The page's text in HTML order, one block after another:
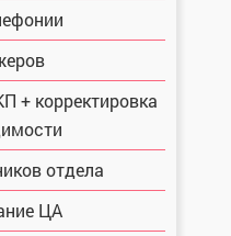
+ корректировка
отдела
ЦА